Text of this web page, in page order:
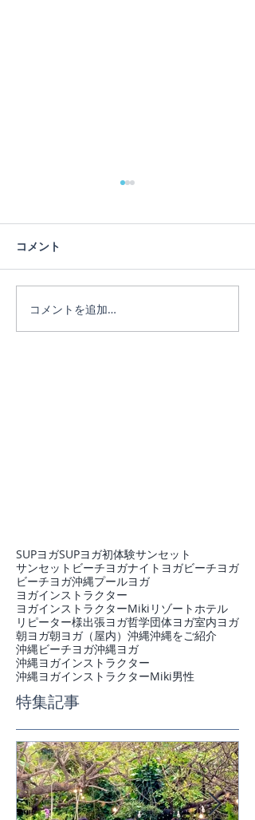
優雅さとは何か
コメント
コメントを追加…
SUPヨガSUPヨガ初体験サンセット
サンセットビーチヨガナイトヨガビーチヨガ
ビーチヨガ沖縄プールヨガ
ヨガインストラクター
ヨガインストラクターMiki リゾートホテル
リピーター様出張ヨガ哲学団体ヨガ室内ヨガ
朝ヨガ朝ヨガ（屋内） 沖縄沖縄をご紹介
沖縄ビーチヨガ沖縄ヨガ
沖縄ヨガインストラクター
沖縄ヨガインストラクターMiki男性
特集記事